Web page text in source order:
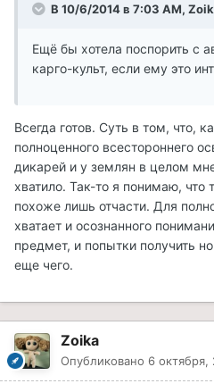
В 10/6/2014 в 7:03 AM,
Ещё бы хотела поспорить с
карго-культ, если ему это
Всегда готов. Суть в том, что,
полноценного всестороннего
дикарей и у землян в целом
хватило. Так-то я понимаю, что
похоже лишь отчасти. Для
хватает и осознанного
предмет, и попытки получить
еще чего.
Zoika
Опубликовано 6 октября,